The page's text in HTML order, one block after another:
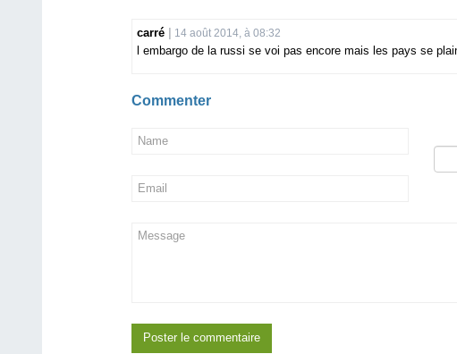
carré 14 août 2014, à 08:32
l embargo de la russi se voi pas encore mais les pays se
Commenter